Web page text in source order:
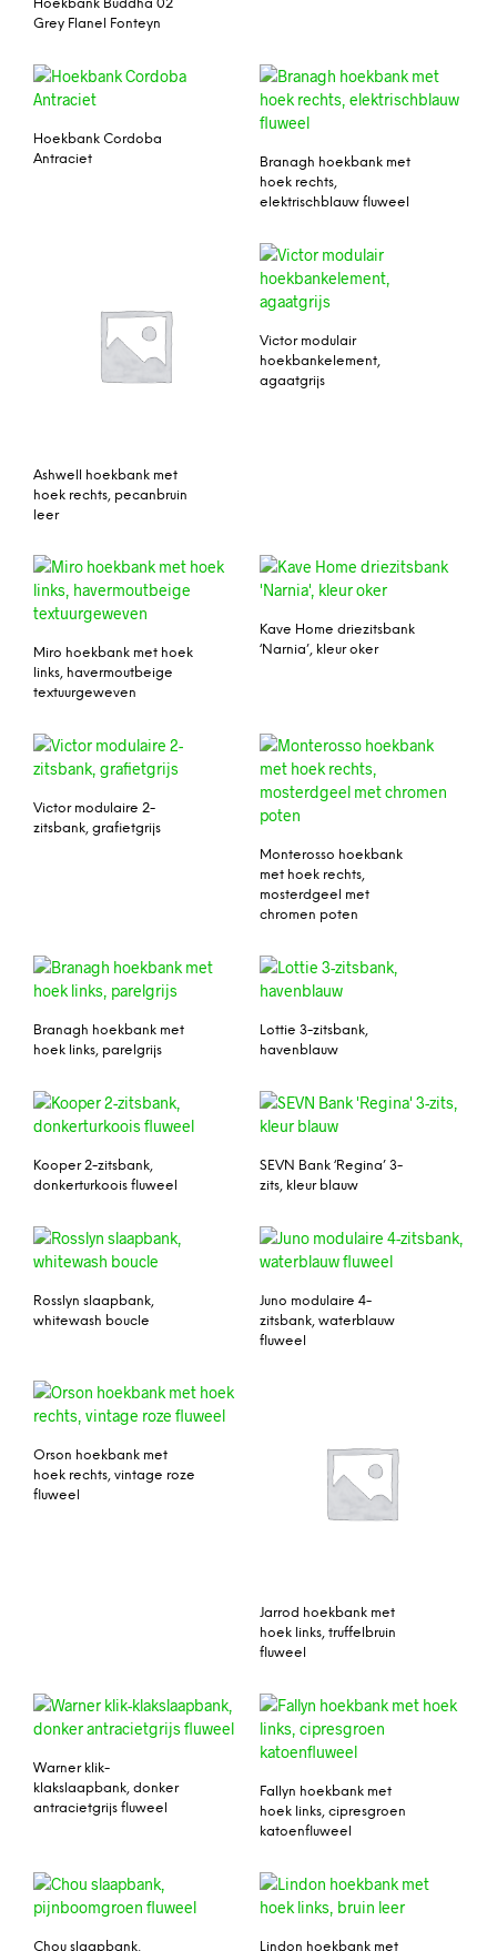
Hoekbank Buddha 02
Grey Flanel Fonteyn
Hoekbank Cordoba
Antraciet
Branagh hoekbank met
hoek rechts,
elektrischblauw fluweel
Ashwell hoekbank met
hoek rechts, pecanbruin
leer
Victor modulair
hoekbankelement,
agaatgrijs
Miro hoekbank met hoek
links, havermoutbeige
textuurgeweven
Kave Home driezitsbank
‘Narnia’, kleur oker
Victor modulaire 2-
zitsbank, grafietgrijs
Monterosso hoekbank
met hoek rechts,
mosterdgeel met
chromen poten
Branagh hoekbank met
hoek links, parelgrijs
Lottie 3-zitsbank,
havenblauw
Kooper 2-zitsbank,
donkerturkoois fluweel
SEVN Bank ‘Regina’ 3-
zits, kleur blauw
Rosslyn slaapbank,
whitewash boucle
Juno modulaire 4-
zitsbank, waterblauw
fluweel
Orson hoekbank met
hoek rechts, vintage roze
fluweel
Jarrod hoekbank met
hoek links, truffelbruin
fluweel
Warner klik-
klakslaapbank, donker
antracietgrijs fluweel
Fallyn hoekbank met
hoek links, cipresgroen
katoenfluweel
Chou slaapbank, Lindon hoekbank met